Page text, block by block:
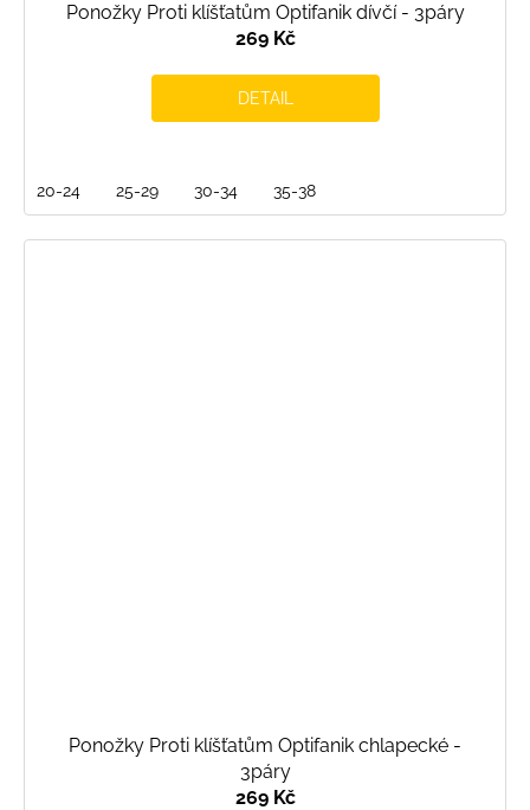
Ponožky Proti klíšťatům Optifanik dívčí - 3páry
269 Kč
DETAIL
20-24 25-29 30-34 35-38
Ponožky Proti klíšťatům Optifanik chlapecké -
3páry
269 Kč